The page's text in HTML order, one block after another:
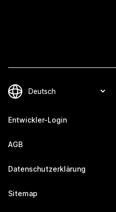
Entwickler-Login
AGB
Datenschutzerklärung
Sitemap